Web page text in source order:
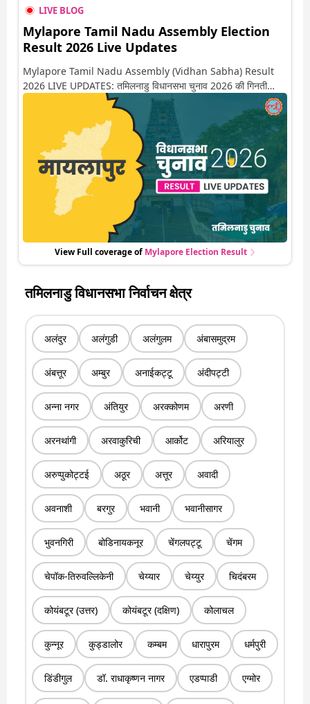
LIVE BLOG
Mylapore Tamil Nadu Assembly Election
Result 2026 Live Updates
Mylapore Tamil Nadu Assembly (Vidhan Sabha) Result
2026 LIVE UPDATES: तमिलनाडु विधानसभा चुनाव 2026 की गिनती
अगले कुछ ही देर में शुरू होने वाली है. यहां देखें मायलापुर सीट पर कौन आगे-
कौन पीछे से लेकर किस तरफ जा रहें है रुझान. साथ ही पाइए इस सीट पर हो
रही हर एक हलचल की अपडेट वो भी रियल टाइम में
View Full coverage of MylaporeElection Result
तमिलनाडु विधानसभा निर्वाचन क्षेत्र
अलंदुर अलंगुडी अलंगुलम अंबासमुद्रम
अंबत्तूर अम्बुर अनाईकट्टू अंदीपट्टी
अन्ना नगर अंतियुर अरक्कोणम अरणी
अरनथांगी अरवाकुरिची आर्कोट अरियालुर
अरुप्पुकोट्टई अठूर अत्तूर अवादी
अवनाशी बरगुर भवानी भवानीसागर
भुवनगिरी बोडिनायकनूर चेंगलपट्टू चेंगम
चेपॉक-तिरुवल्लिकेनी चेय्यार चेय्युर चिदंबरम
कोयंबटूर (उत्तर) कोयंबटूर (दक्षिण) कोलाचल
कुन्नूर कुड्डालोर कम्बम धारापुरम धर्मपुरी
डिंडीगुल डॉ. राधाकृष्णन नागर एडप्पाडी एग्मोर